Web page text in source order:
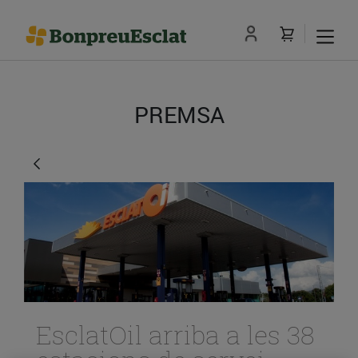
PREMSA
EsclatOil arriba a les 38